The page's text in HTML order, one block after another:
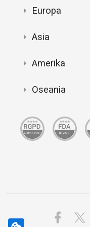
Europa
Asia
Amerika
Oseania